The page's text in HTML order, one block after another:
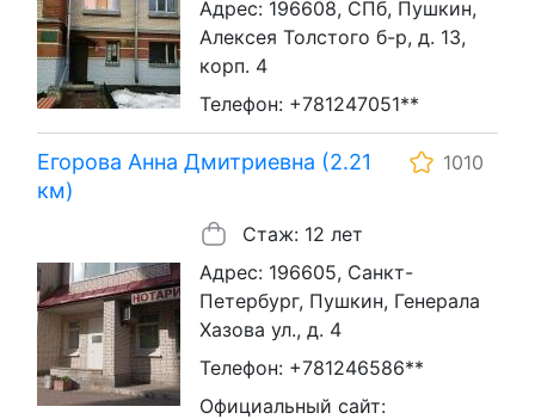
Адрес: 196608, СПб, Пушкин,
Алексея Толстого б-р, д. 13,
корп. 4
Телефон: +781247051**
Егорова Анна Дмитриевна (2.21
км)
1010
Стаж: 12 лет
Адрес: 196605, Санкт-
Петербург, Пушкин, Генерала
Хазова ул., д. 4
Телефон: +781246586**
Официальный сайт: